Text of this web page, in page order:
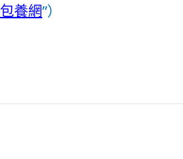
包養網”）